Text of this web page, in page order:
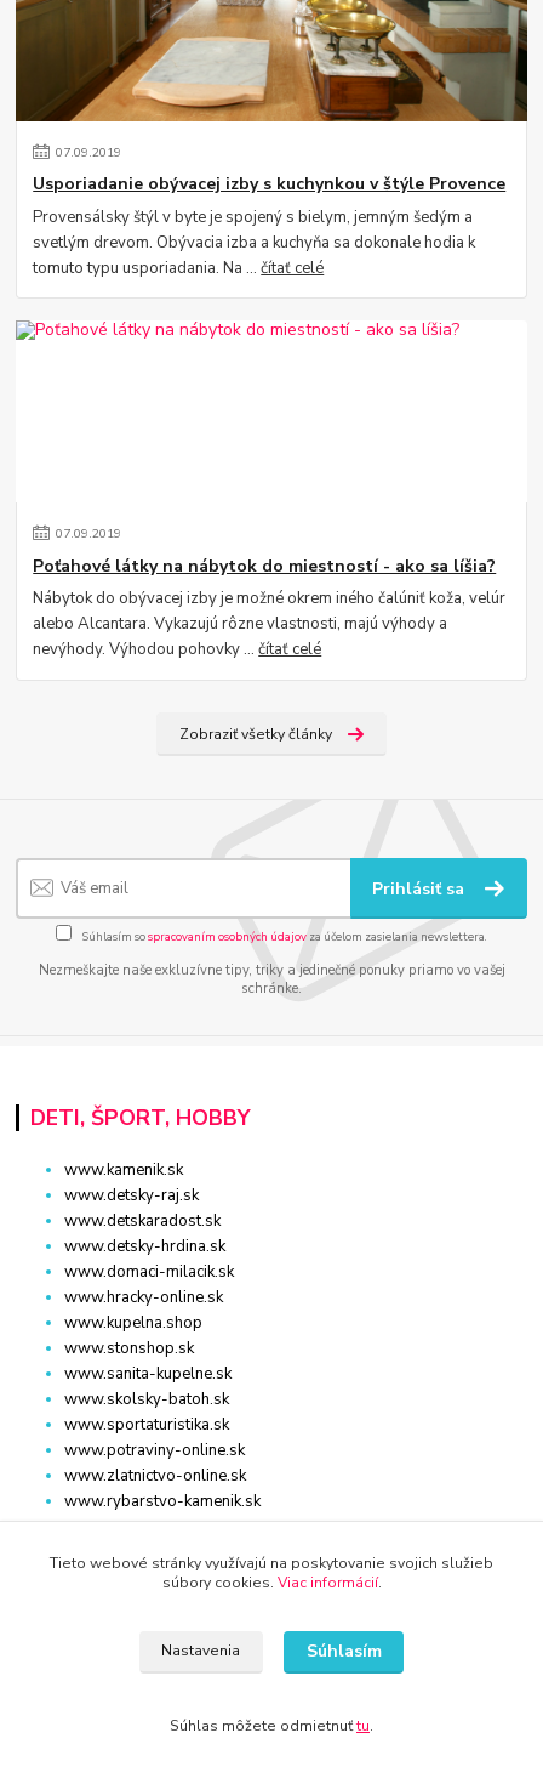
07.09.2019
Usporiadanie obývacej izby s kuchynkou v štýle Provence
Provensálsky štýl v byte je spojený s bielym, jemným šedým a
svetlým drevom. Obývacia izba a kuchyňa sa dokonale hodia k
tomuto typu usporiadania. Na ...čítať celé
07.09.2019
Poťahové látky na nábytok do miestností - ako sa líšia?
Nábytok do obývacej izby je možné okrem iného čalúniť koža, velúr
alebo Alcantara. Vykazujú rôzne vlastnosti, majú výhody a
nevýhody. Výhodou pohovky ...čítať celé
Zobraziť všetky články
Prihlásiť sa
Súhlasím sospracovaním osobných údajov za účelom zasielania newslettera.
Nezmeškajte naše exkluzívne tipy, triky a jedinečné ponuky priamo vo vašej
schránke.
DETI, ŠPORT, HOBBY
www.kamenik.sk
www.detsky-raj.sk
www.detskaradost.sk
www.detsky-hrdina.sk
www.domaci-milacik.sk
www.hracky-online.sk
www.kupelna.shop
www.stonshop.sk
www.sanita-kupelne.sk
www.skolsky-batoh.sk
www.sportaturistika.sk
www.potraviny-online.sk
www.zlatnictvo-online.sk
www.rybarstvo-kamenik.sk
DOM, ZÁHRADA
www.dm-drogeria.sk
www.topvypredaj.sk
Tieto webové stránky využívajú na poskytovanie svojich služieb
súbory cookies. Viac informácií.
Nastavenia Súhlasím
Súhlas môžete odmietnuťtu.